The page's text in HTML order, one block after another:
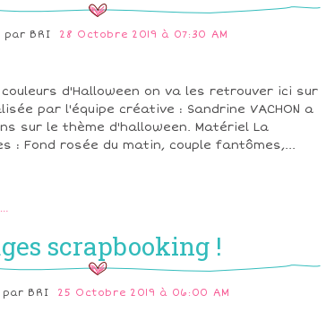
par BRI 28 Octobre 2019 à 07:30 AM
d'Halloween on va les retrouver ici sur
par l'équipe créative : Sandrine VACHON a
sur le thème d'halloween. Matériel La
: Fond rosée du matin, couple fantômes,...
…
scrapbooking !
par BRI 25 Octobre 2019 à 06:00 AM